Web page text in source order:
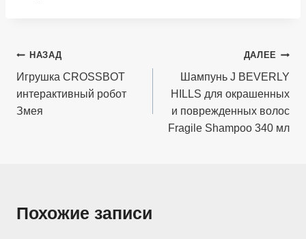
Навигация
по
записям
НАЗАД
Игрушка CROSSBOT
интерактивный робот
Змея
ДАЛЕЕ
Шампунь J BEVERLY
HILLS для окрашенных
и поврежденных волос
Fragile Shampoo 340 мл
Похожие записи